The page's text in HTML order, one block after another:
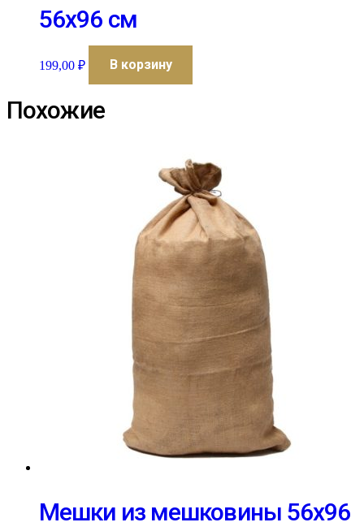
56х96 см
199,00 ₽ В корзину
Похожие
Мешки из мешковины 56х96